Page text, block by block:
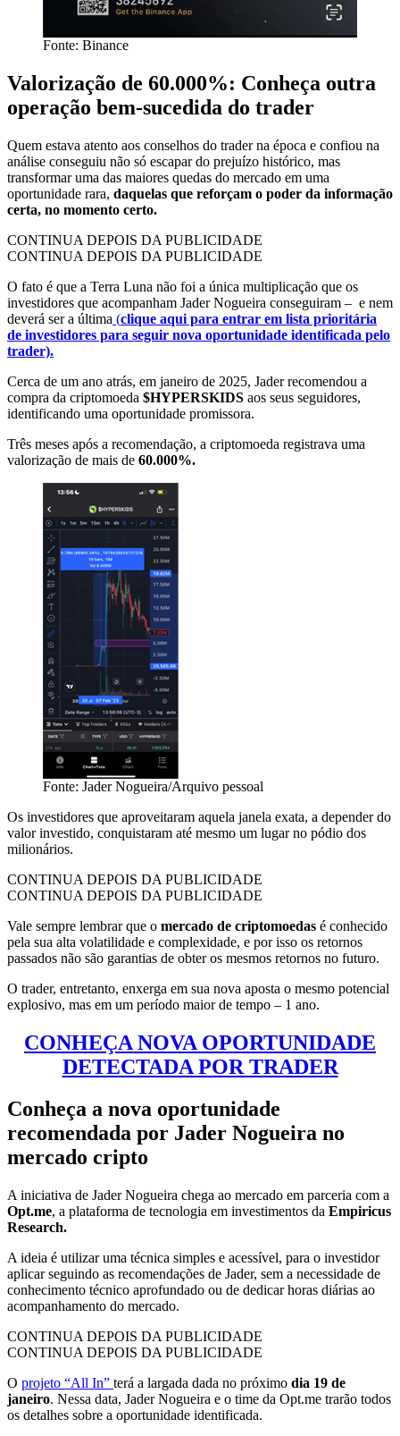
Fonte: Binance
Valorização de 60.000%: Conheça outra
operação bem-sucedida do trader
Quem estava atento aos conselhos do trader na época e confiou na
análise conseguiu não só escapar do prejuízo histórico, mas
transformar uma das maiores quedas do mercado em uma
oportunidade rara, daquelas que reforçam o poder da informação
certa, no momento certo.
CONTINUA DEPOIS DA PUBLICIDADE
CONTINUA DEPOIS DA PUBLICIDADE
O fato é que a Terra Luna não foi a única multiplicação que os
investidores que acompanham Jader Nogueira conseguiram – e nem
deverá ser a última (clique aqui para entrar em lista prioritária
de investidores para seguir nova oportunidade identificada pelo
trader).
Cerca de um ano atrás, em janeiro de 2025, Jader recomendou a
compra da criptomoeda $HYPERSKIDS aos seus seguidores,
identificando uma oportunidade promissora.
Três meses após a recomendação, a criptomoeda registrava uma
valorização de mais de 60.000%.
Fonte: Jader Nogueira/Arquivo pessoal
Os investidores que aproveitaram aquela janela exata, a depender do
valor investido, conquistaram até mesmo um lugar no pódio dos
milionários.
CONTINUA DEPOIS DA PUBLICIDADE
CONTINUA DEPOIS DA PUBLICIDADE
Vale sempre lembrar que o mercado de criptomoedas é conhecido
pela sua alta volatilidade e complexidade, e por isso os retornos
passados não são garantias de obter os mesmos retornos no futuro.
O trader, entretanto, enxerga em sua nova aposta o mesmo potencial
explosivo, mas em um período maior de tempo – 1 ano.
CONHEÇA NOVA OPORTUNIDADE
DETECTADA POR TRADER
Conheça a nova oportunidade
recomendada por Jader Nogueira no
mercado cripto
A iniciativa de Jader Nogueira chega ao mercado em parceria com a
Opt.me, a plataforma de tecnologia em investimentos da Empiricus
Research.
A ideia é utilizar uma técnica simples e acessível, para o investidor
aplicar seguindo as recomendações de Jader, sem a necessidade de
conhecimento técnico aprofundado ou de dedicar horas diárias ao
acompanhamento do mercado.
CONTINUA DEPOIS DA PUBLICIDADE
CONTINUA DEPOIS DA PUBLICIDADE
O projeto “All In” terá a largada dada no próximo dia 19 de
janeiro. Nessa data, Jader Nogueira e o time da Opt.me trarão todos
os detalhes sobre a oportunidade identificada.